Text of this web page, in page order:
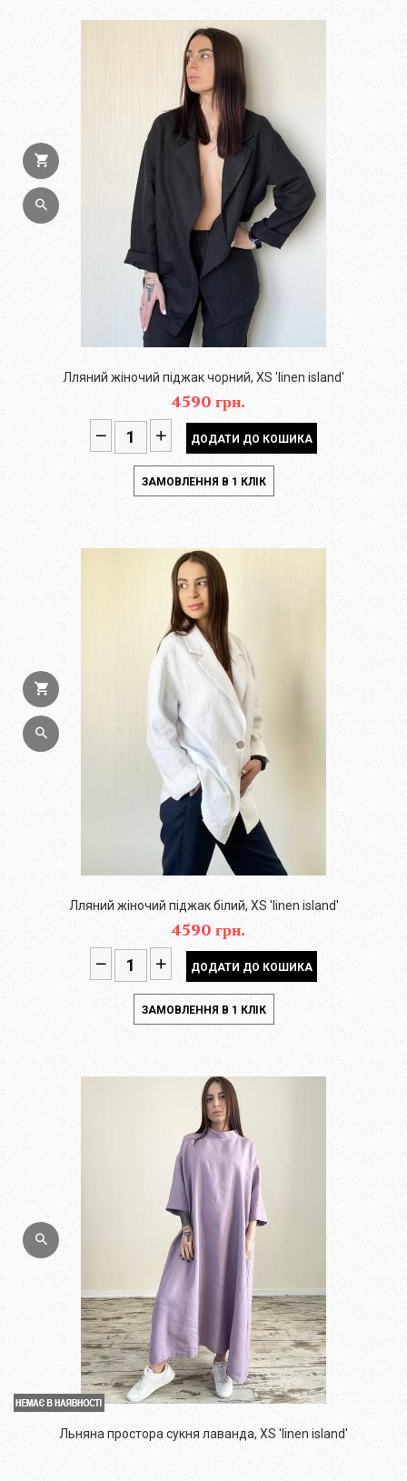
Лляний жіночий піджак чорний, XS 'linen island'
4590 грн.
Лляний жіночий піджак білий, XS 'linen island'
4590 грн.
Льняна простора сукня лаванда, XS 'linen island'